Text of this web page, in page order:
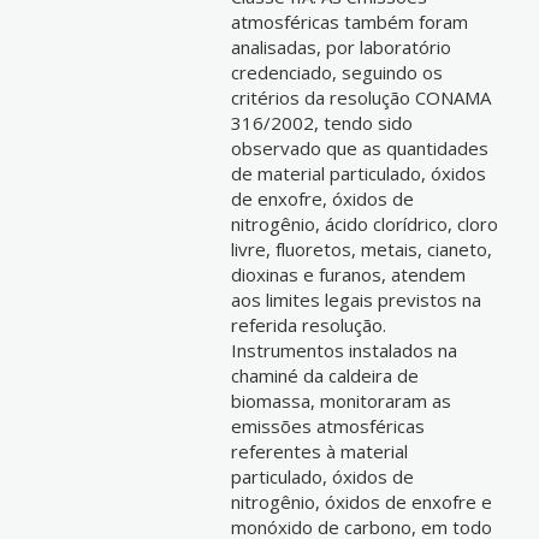
atmosféricas também foram
analisadas, por laboratório
credenciado, seguindo os
critérios da resolução CONAMA
316/2002, tendo sido
observado que as quantidades
de material particulado, óxidos
de enxofre, óxidos de
nitrogênio, ácido clorídrico, cloro
livre, fluoretos, metais, cianeto,
dioxinas e furanos, atendem
aos limites legais previstos na
referida resolução.
Instrumentos instalados na
chaminé da caldeira de
biomassa, monitoraram as
emissões atmosféricas
referentes à material
particulado, óxidos de
nitrogênio, óxidos de enxofre e
monóxido de carbono, em todo